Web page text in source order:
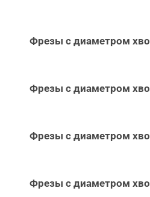
Фрезы с диаметром
Фрезы с диаметром
Фрезы с диаметром
Фрезы с диаметром